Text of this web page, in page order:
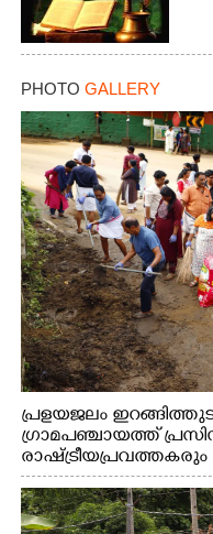
PHOTO GALLERY
പ്രളയജലം
ഗ്രാമപഞ്ചായത്ത്
അടിഞ്ഞ് കൂടിയ
നീക്കം ചെയ്യുന്നു.